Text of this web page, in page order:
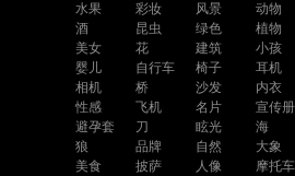
水果
彩妆 风景
动物
酒
昆虫 绿色
植物
美女
花 建筑
小孩
婴儿
自行车 椅子
耳机
相机
桥 沙发
内衣
性感
飞机 名片
宣传册
避孕套
刀 眩光
海
狼
品牌 自然
大象
美食
披萨 人像
摩托车